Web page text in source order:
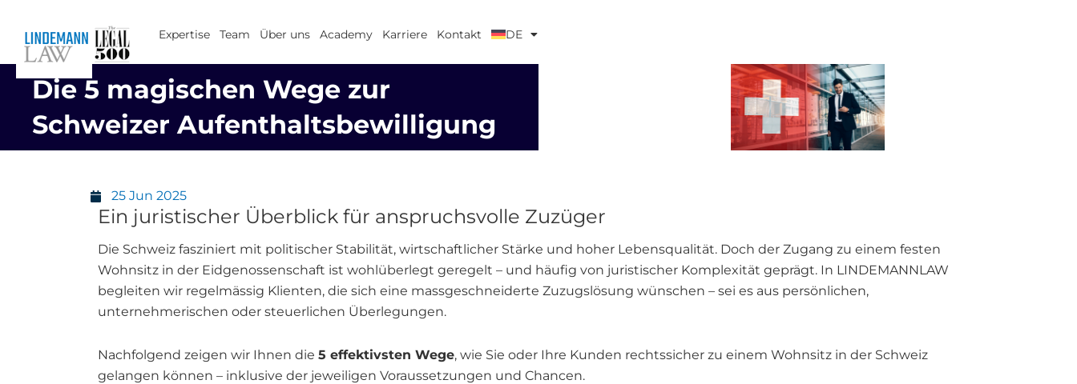
Inhalt
springen
Expertise Team Über uns Academy Karriere Kontakt DE
Die 5 magischen Wege zur
Schweizer Aufenthaltsbewilligung
25 Jun 2025
Ein juristischer Überblick für anspruchsvolle Zuzüger
Die Schweiz fasziniert mit politischer Stabilität, wirtschaftlicher Stärke und hoher Lebensqualität. Doch der Zugang zu einem festen
Wohnsitz in der Eidgenossenschaft ist wohlüberlegt geregelt – und häufig von juristischer Komplexität geprägt. In LINDEMANNLAW
begleiten wir regelmässig Klienten, die sich eine massgeschneiderte Zuzugslösung wünschen – sei es aus persönlichen,
unternehmerischen oder steuerlichen Überlegungen.
Nachfolgend zeigen wir Ihnen die 5 effektivsten Wege, wie Sie oder Ihre Kunden rechtssicher zu einem Wohnsitz in der Schweiz
gelangen können – inklusive der jeweiligen Voraussetzungen und Chancen.